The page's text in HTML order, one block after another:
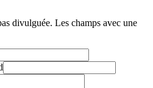
divulguée. Les champs avec une